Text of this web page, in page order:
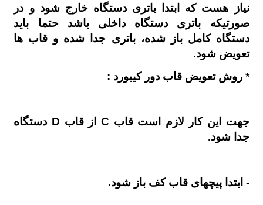
نیاز هست که ابتدا باتری دستگاه خارج شود و در
صورتیکه باتری دستگاه داخلی باشد حتما باید
دستگاه کامل باز شده، باتری جدا شده و قاب ها
تعویض شود.
* روش تعویض قاب دور کیبورد :
جهت این کار لازم است قاب C از قاب D دستگاه
جدا شود.
- ابتدا پیچهای قاب کف باز شود.